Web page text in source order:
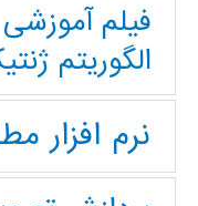
فیلم
الگوریتم
نرم افزار